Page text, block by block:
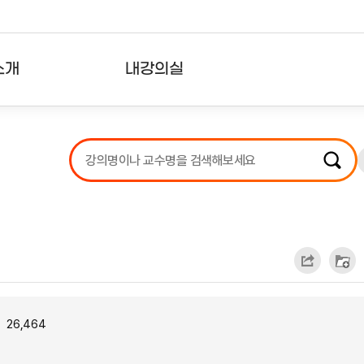
내강의실
강의리스트
수강확인증강의
26,464